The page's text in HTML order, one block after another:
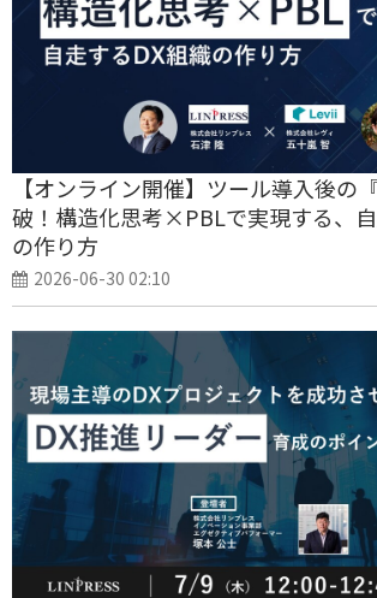
【オンライン開催】ツール導入後の
破！構造化思考×PBLで実現する、
の作り方
2026-06-30 02:10